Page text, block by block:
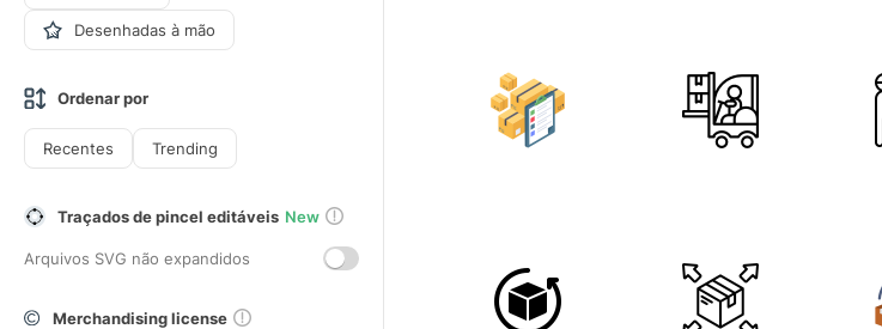
Desenhadas à mão
Ordenar por
Recentes Trending
Traçados de pincel editáveis New
Arquivos SVG não expandidos
Merchandising license